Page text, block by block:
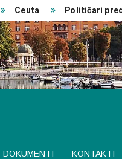
Ceuta Političari pred rat
DOKUMENTI KONTAKTI